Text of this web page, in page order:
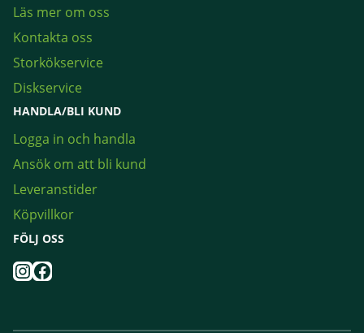
Läs mer om oss
Kontakta oss
Storkökservice
Diskservice
HANDLA/BLI KUND
Logga in och handla
Ansök om att bli kund
Leveranstider
Köpvillkor
FÖLJ OSS
Instagram
Facebook